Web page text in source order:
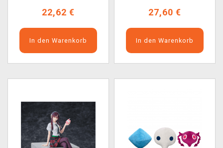
22,62 €
In den Warenkorb
27,60 €
In den Warenkorb